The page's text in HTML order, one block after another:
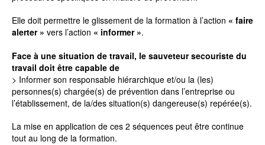
Elle doit permettre le glissement de la formation à l’action « faire
alerter » vers l’action « informer ».
Face à une situation de travail, le sauveteur secouriste du
travail doit être capable de
> Informer son responsable hiérarchique et/ou la (les)
personnes(s) chargée(s) de prévention dans l’entreprise ou
l’établissement, de la/des situation(s) dangereuse(s) repérée(s).
La mise en application de ces 2 séquences peut être continue
tout au long de la formation.